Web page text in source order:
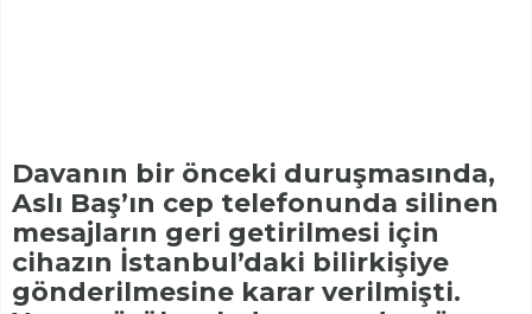
Davanın bir önceki duruşmasında,
Aslı Baş’ın cep telefonunda silinen
mesajların geri getirilmesi için
cihazın İstanbul’daki bilirkişiye
gönderilmesine karar verilmişti.